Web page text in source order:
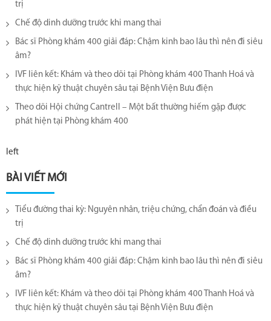
trị
Chế độ dinh dưỡng trước khi mang thai
Bác sĩ Phòng khám 400 giải đáp: Chậm kinh bao lâu thì nên đi siêu
âm?
IVF liên kết: Khám và theo dõi tại Phòng khám 400 Thanh Hoá và
thực hiện kỹ thuật chuyên sâu tại Bệnh Viện Bưu điện
Theo dõi Hội chứng Cantrell – Một bất thường hiếm gặp được
phát hiện tại Phòng khám 400
left
BÀI VIẾT MỚI
Tiểu đường thai kỳ: Nguyên nhân, triệu chứng, chẩn đoán và điều
trị
Chế độ dinh dưỡng trước khi mang thai
Bác sĩ Phòng khám 400 giải đáp: Chậm kinh bao lâu thì nên đi siêu
âm?
IVF liên kết: Khám và theo dõi tại Phòng khám 400 Thanh Hoá và
thực hiện kỹ thuật chuyên sâu tại Bệnh Viện Bưu điện